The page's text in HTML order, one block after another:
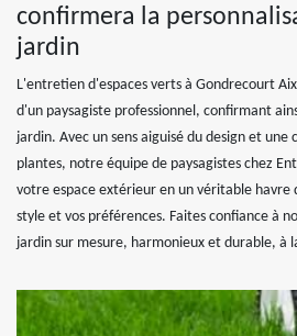
confirmera la
jardin
L'entretien d'espaces verts à Gondrecourt
d'un paysagiste professionnel, confirmant
jardin. Avec un sens aiguisé du design et une
plantes, notre équipe de paysagistes chez
votre espace extérieur en un véritable
style et vos préférences. Faites confiance à
jardin sur mesure, harmonieux et durable, à